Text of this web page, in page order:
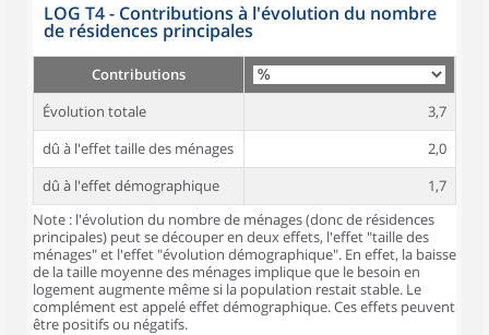
LOG T4 - Contributions à l'évolution du nombre
de résidences principales
Contributions
Évolution totale
3,7
dû à l'effet taille des ménages
2,0
dû à l'effet démographique
1,7
Note : l'évolution du nombre de ménages (donc de résidences
principales) peut se découper en deux effets, l'effet "taille des
ménages" et l'effet "évolution démographique". En effet, la baisse
de la taille moyenne des ménages implique que le besoin en
logement augmente même si la population restait stable. Le
complément est appelé effet démographique. Ces effets peuvent
être positifs ou négatifs.